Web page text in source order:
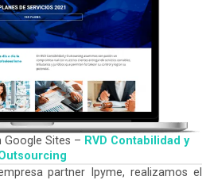
Google Sites – RVD Contabilidad y
partner Ipyme, realizamos el